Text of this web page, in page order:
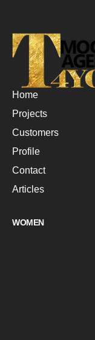
Home
Projects
Customers
Profile
Contact
Articles
WOMEN